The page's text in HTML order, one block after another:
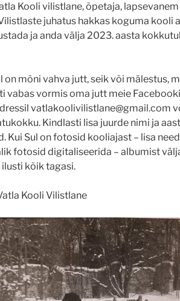
Kooli vilistlane, õpetaja,
juhatus hakkas koguma kooli
ja anda välja 2023. aasta
on mõni vahva jutt, seik või mälestus,
vabas vormis oma jutt meie
vatlakoolivilistlane@gmail.com
Kindlasti lisa juurde nimi ja
Kui Sul on fotosid kooliajast – lisa
fotosid digitaliseerida – albumist
ilusti kõik tagasi.
Kooli Vilistlane